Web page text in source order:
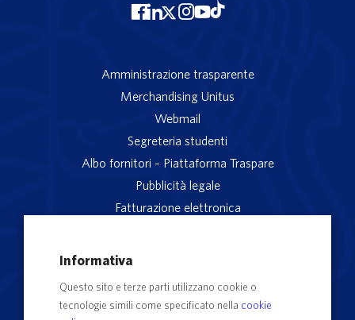
Amministrazione trasparente
Merchandising Unitus
Webmail
Segreteria studenti
Albo fornitori – Piattaforma Traspare
Pubblicità legale
Fatturazione elettronica
Servizio reclami
Informativa
Questo sito e terze parti utilizzano cookie o
tecnologie simili come specificato nella cookie